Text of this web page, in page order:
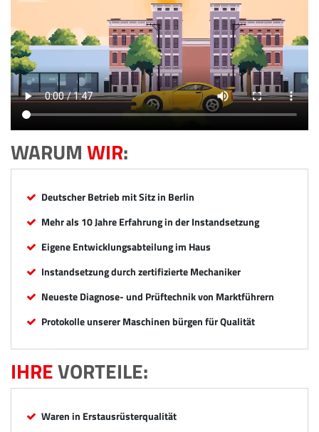
WARUMWIR:
Deutscher Betrieb mit Sitz in Berlin
Mehr als 10 Jahre Erfahrung in der Instandsetzung
Eigene Entwicklungsabteilung im Haus
Instandsetzung durch zertifizierte Mechaniker
Neueste Diagnose- und Prüftechnik von Marktführern
Protokolle unserer Maschinen bürgen für Qualität
IHREVORTEILE:
Waren in Erstausrüsterqualität